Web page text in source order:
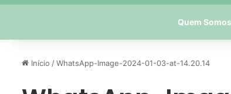
Quem Somos
Início /WhatsApp-Image-2024-01-03-at-14.20.14